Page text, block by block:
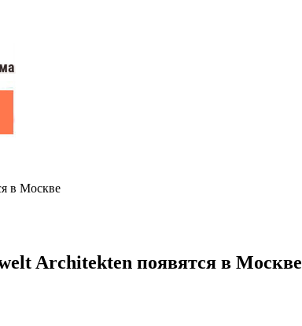
в Москве
Architekten появятся в Москве